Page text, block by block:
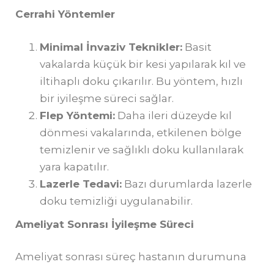
Cerrahi Yöntemler
Minimal İnvaziv Teknikler: Basit
vakalarda küçük bir kesi yapılarak kıl ve
iltihaplı doku çıkarılır. Bu yöntem, hızlı
bir iyileşme süreci sağlar.
Flep Yöntemi: Daha ileri düzeyde kıl
dönmesi vakalarında, etkilenen bölge
temizlenir ve sağlıklı doku kullanılarak
yara kapatılır.
Lazerle Tedavi: Bazı durumlarda lazerle
doku temizliği uygulanabilir.
Ameliyat Sonrası İyileşme Süreci
Ameliyat sonrası süreç hastanın durumuna